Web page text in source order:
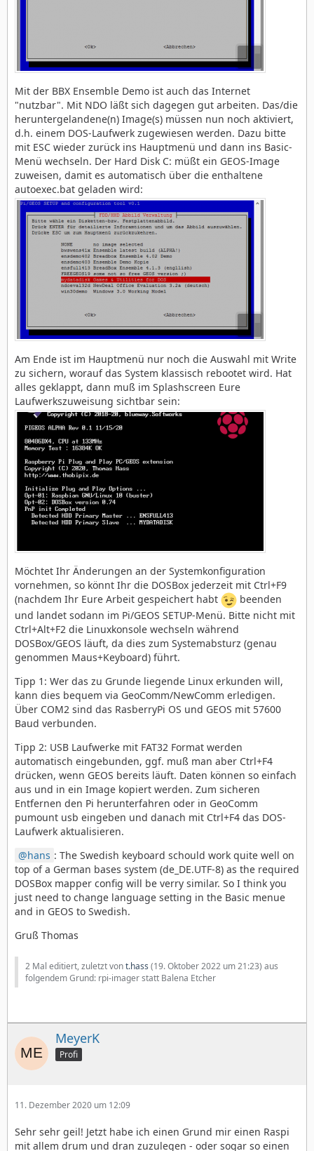
Mit der BBX Ensemble Demo ist auch das Internet
"nutzbar". Mit NDO läßt sich dagegen gut arbeiten. Das/die
heruntergelandene(n) Image(s) müssen nun noch aktiviert,
d.h. einem DOS-Laufwerk zugewiesen werden. Dazu bitte
mit ESC wieder zurück ins Hauptmenü und dann ins Basic-
Menü wechseln. Der Hard Disk C: müßt ein GEOS-Image
zuweisen, damit es automatisch über die enthaltene
autoexec.bat geladen wird:
Am Ende ist im Hauptmenü nur noch die Auswahl mit Write
zu sichern, worauf das System klassisch rebootet wird. Hat
alles geklappt, dann muß im Splashscreen Eure
Laufwerkszuweisung sichtbar sein:
Möchtet Ihr Änderungen an der Systemkonfiguration
vornehmen, so könnt Ihr die DOSBox jederzeit mit Ctrl+F9
(nachdem Ihr Eure Arbeit gespeichert habt
beenden
und landet sodann im Pi/GEOS SETUP-Menü. Bitte nicht mit
Ctrl+Alt+F2 die Linuxkonsole wechseln während
DOSBox/GEOS läuft, da dies zum Systemabsturz (genau
genommen Maus+Keyboard) führt.
Tipp 1: Wer das zu Grunde liegende Linux erkunden will,
kann dies bequem via GeoComm/NewComm erledigen.
Über COM2 sind das RasberryPi OS und GEOS mit 57600
Baud verbunden.
Tipp 2: USB Laufwerke mit FAT32 Format werden
automatisch eingebunden, ggf. muß man aber Ctrl+F4
drücken, wenn GEOS bereits läuft. Daten können so einfach
aus und in ein Image kopiert werden. Zum sicheren
Entfernen den Pi herunterfahren oder in GeoComm
pumount usb eingeben und danach mit Ctrl+F4 das DOS-
Laufwerk aktualisieren.
hans : The Swedish keyboard schould work quite well on
top of a German bases system (de_DE.UTF-8) as the required
DOSBox mapper config will be verry similar. So I think you
just need to change language setting in the Basic menue
and in GEOS to Swedish.
Gruß Thomas
2 Mal editiert, zuletzt vont.hass (19. Oktober 2022 um 21:23) aus
folgendem Grund: rpi-imager statt Balena Etcher
MeyerK
Profi
11. Dezember 2020 um 12:09
Sehr sehr geil! Jetzt habe ich einen Grund mir einen Raspi
mit allem drum und dran zuzulegen - oder sogar so einen